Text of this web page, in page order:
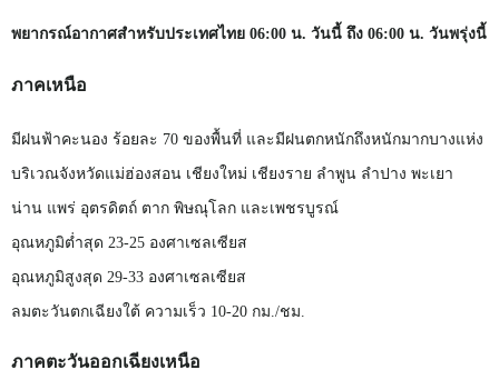
พยากรณ์อากาศสำหรับประเทศไทย 06:00 น. วันนี้ ถึง 06:00 น. วันพรุ่งนี้
ภาคเหนือ
มีฝนฟ้าคะนอง ร้อยละ 70 ของพื้นที่ และมีฝนตกหนักถึงหนักมากบางแห่ง
บริเวณจังหวัดแม่ฮ่องสอน เชียงใหม่ เชียงราย ลำพูน ลำปาง พะเยา
น่าน แพร่ อุตรดิตถ์ ตาก พิษณุโลก และเพชรบูรณ์
อุณหภูมิต่ำสุด 23-25 องศาเซลเซียส
อุณหภูมิสูงสุด 29-33 องศาเซลเซียส
ลมตะวันตกเฉียงใต้ ความเร็ว 10-20 กม./ชม.
ภาคตะวันออกเฉียงเหนือ